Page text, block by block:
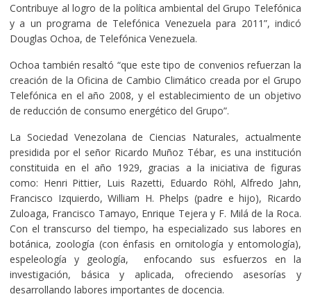
Contribuye al logro de la política ambiental del Grupo Telefónica
y a un programa de Telefónica Venezuela para 2011”, indicó
Douglas Ochoa, de Telefónica Venezuela.
Ochoa también resaltó “que este tipo de convenios refuerzan la
creación de la Oficina de Cambio Climático creada por el Grupo
Telefónica en el año 2008, y el establecimiento de un objetivo
de reducción de consumo energético del Grupo”.
La Sociedad Venezolana de Ciencias Naturales, actualmente
presidida por el señor Ricardo Muñoz Tébar, es una institución
constituida en el año 1929, gracias a la iniciativa de figuras
como: Henri Pittier, Luis Razetti, Eduardo Röhl, Alfredo Jahn,
Francisco Izquierdo, William H. Phelps (padre e hijo), Ricardo
Zuloaga, Francisco Tamayo, Enrique Tejera y F. Milá de la Roca.
Con el transcurso del tiempo, ha especializado sus labores en
botánica, zoología (con énfasis en ornitología y entomología),
espeleología y geología, enfocando sus esfuerzos en la
investigación, básica y aplicada, ofreciendo asesorías y
desarrollando labores importantes de docencia.